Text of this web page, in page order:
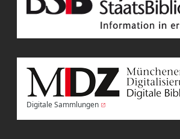
Digitale Sammlungen